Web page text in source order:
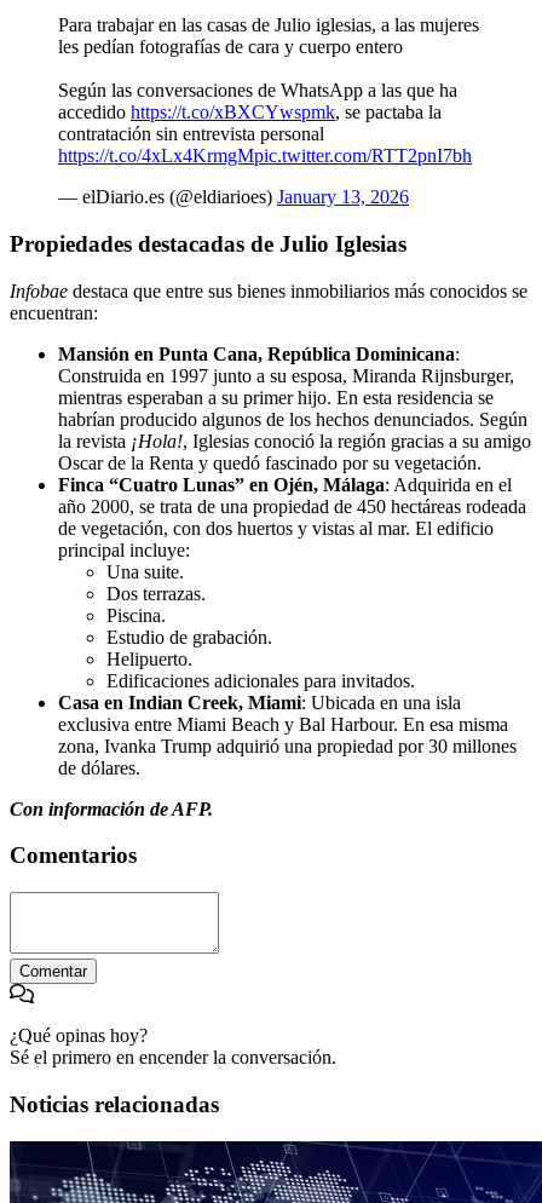
Para trabajar en las casas de Julio iglesias, a las mujeres
les pedían fotografías de cara y cuerpo entero
Según las conversaciones de WhatsApp a las que ha
accedido https://t.co/xBXCYwspmk, se pactaba la
contratación sin entrevista personal
https://t.co/4xLx4KrmgMpic.twitter.com/RTT2pnI7bh
— elDiario.es (@eldiarioes) January 13, 2026
Propiedades destacadas de Julio Iglesias
Infobae destaca que entre sus bienes inmobiliarios más conocidos se
encuentran:
Mansión en Punta Cana, República Dominicana:
Construida en 1997 junto a su esposa, Miranda Rijnsburger,
mientras esperaban a su primer hijo. En esta residencia se
habrían producido algunos de los hechos denunciados. Según
la revista ¡Hola!, Iglesias conoció la región gracias a su amigo
Oscar de la Renta y quedó fascinado por su vegetación.
Finca “Cuatro Lunas” en Ojén, Málaga: Adquirida en el
año 2000, se trata de una propiedad de 450 hectáreas rodeada
de vegetación, con dos huertos y vistas al mar. El edificio
principal incluye:
Una suite.
Dos terrazas.
Piscina.
Estudio de grabación.
Helipuerto.
Edificaciones adicionales para invitados.
Casa en Indian Creek, Miami: Ubicada en una isla
exclusiva entre Miami Beach y Bal Harbour. En esa misma
zona, Ivanka Trump adquirió una propiedad por 30 millones
de dólares.
Con información de AFP.
Comentarios
Comentar
¿Qué opinas hoy?
Sé el primero en encender la conversación.
Noticias relacionadas